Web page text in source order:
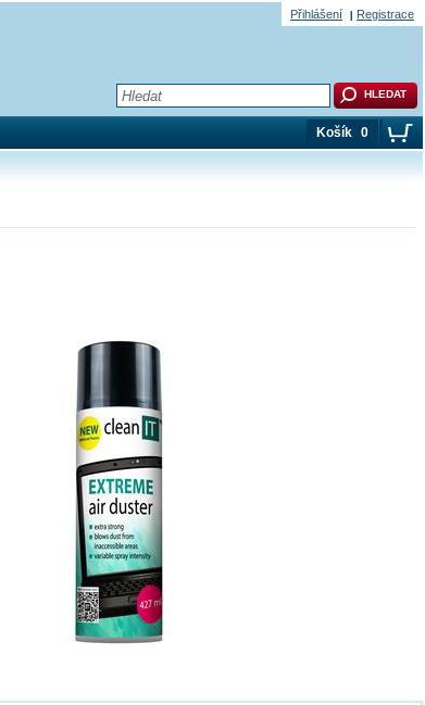
Košík 0
Přihlášení Registrace